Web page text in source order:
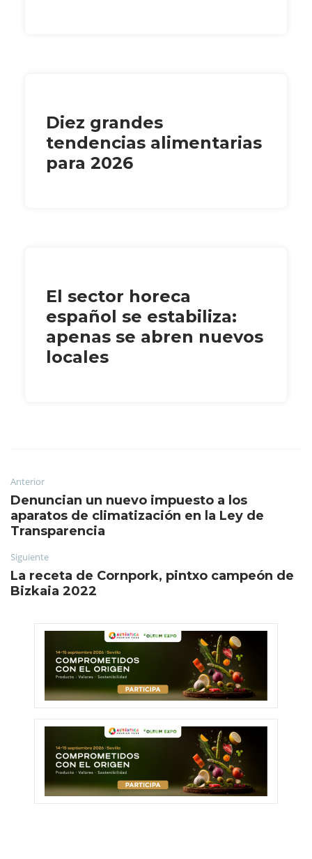
Diez grandes
tendencias alimentarias
para 2026
El sector horeca
español se estabiliza:
apenas se abren nuevos
locales
Anterior
Denuncian un nuevo impuesto a los
aparatos de climatización en la Ley de
Transparencia
Siguiente
La receta de Cornpork, pintxo campeón de
Bizkaia 2022